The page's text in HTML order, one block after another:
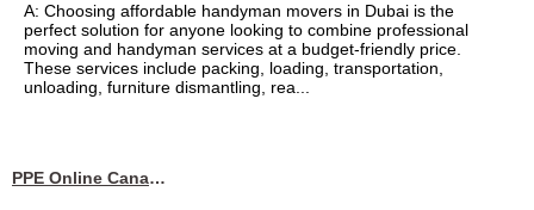
A: Choosing affordable handyman movers in Dubai is the
perfect solution for anyone looking to combine professional
moving and handyman services at a budget-friendly price.
These services include packing, loading, transportation,
unloading, furniture dismantling, rea...
PPE Online Canada – Bulk PPE Supplier | N95, Gloves, Masks & Medical Supplies